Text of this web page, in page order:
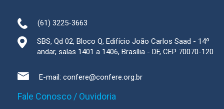
(61) 3225-3663
SBS, Qd 02, Bloco Q, Edifício João Carlos Saad - 14º
andar, salas 1401 a 1406, Brasília - DF, CEP 70070-120
E-mail: confere@confere.org.br
Fale Conosco / Ouvidoria